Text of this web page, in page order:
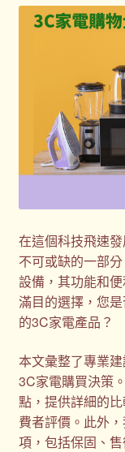
客製化商品
客製化禮品
客製禮品資訊
常見問題
我的帳號
春酒禮品
禮品
禮品公司
在這個科技飛速
不可或缺的一部
設備，其功能和
滿目的選擇，您
的3C家電產品？
本文彙整了專業
3C家電購買決策
點，提供詳細的
費者評價。此外
項，包括保固、